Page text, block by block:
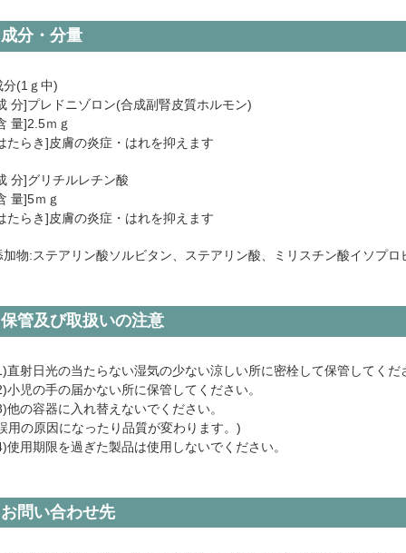
成分・分量
分(1ｇ中)
分]プレドニゾロン(合成副腎皮質ホルモン)
量]2.5ｍｇ
たらき]皮膚の炎症・はれを抑えます
分]グリチルレチン酸
量]5ｍｇ
たらき]皮膚の炎症・はれを抑えます
加物:ステアリン酸ソルビタン、ステアリン酸、ミリスチン酸イソプ
保管及び取扱いの注意
直射日光の当たらない湿気の少ない涼しい所に密栓して保管してくだ
小児の手の届かない所に保管してください。
他の容器に入れ替えないでください。
用の原因になったり品質が変わります。)
使用期限を過ぎた製品は使用しないでください。
お問い合わせ先